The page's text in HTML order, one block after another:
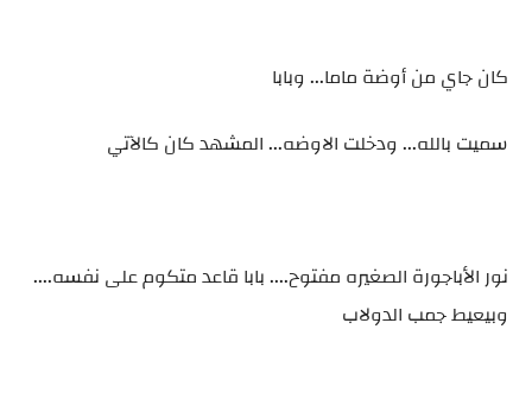
كان جاي من أوضة ماما... وبابا
سميت بالله... ودخلت الاوضه... المشهد كان كالآتي
نور الأباجورة الصغيره مفتوح.... بابا قاعد متكوم على نفسه....
وبيعيط جمب الدولاب